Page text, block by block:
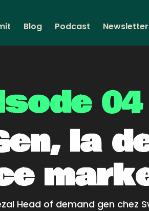
Blog Podcast Newsletter
04
la
Head of demand gen chez